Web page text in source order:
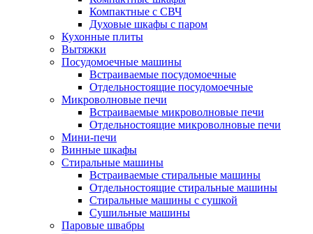
Компактные с СВЧ
Духовые шкафы с паром
Кухонные плиты
Вытяжки
Посудомоечные машины
Встраиваемые посудомоечные
Отдельностоящие посудомоечные
Микроволновые печи
Встраиваемые микроволновые печи
Отдельностоящие микроволновые печи
Мини-печи
Винные шкафы
Стиральные машины
Встраиваемые стиральные машины
Отдельностоящие стиральные машины
Стиральные машины с сушкой
Сушильные машины
Паровые швабры